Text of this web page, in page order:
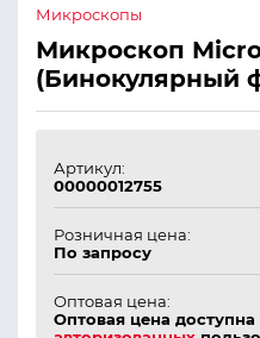
Микроскопы
Микроскоп
(Бинокулярный
Артикул:
00000012755
Розничная цена:
По запросу
Оптовая цена:
Оптовая цена доступна